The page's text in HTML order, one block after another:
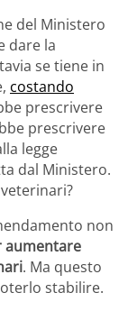
del Ministero
dare la
se tiene in
costando
prescrivere
prescrivere
legge
dal Ministero.
non
aumentare
. Ma questo
stabilire.